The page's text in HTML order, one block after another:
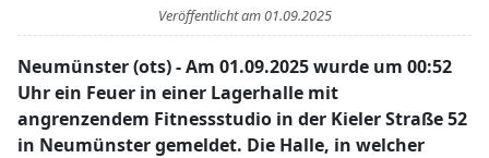
Veröffentlicht am01.09.2025
Neumünster (ots) - Am 01.09.2025 wurde um 00:52
Uhr ein Feuer in einer Lagerhalle mit
angrenzendem Fitnessstudio in der Kieler Straße 52
in Neumünster gemeldet. Die Halle, in welcher